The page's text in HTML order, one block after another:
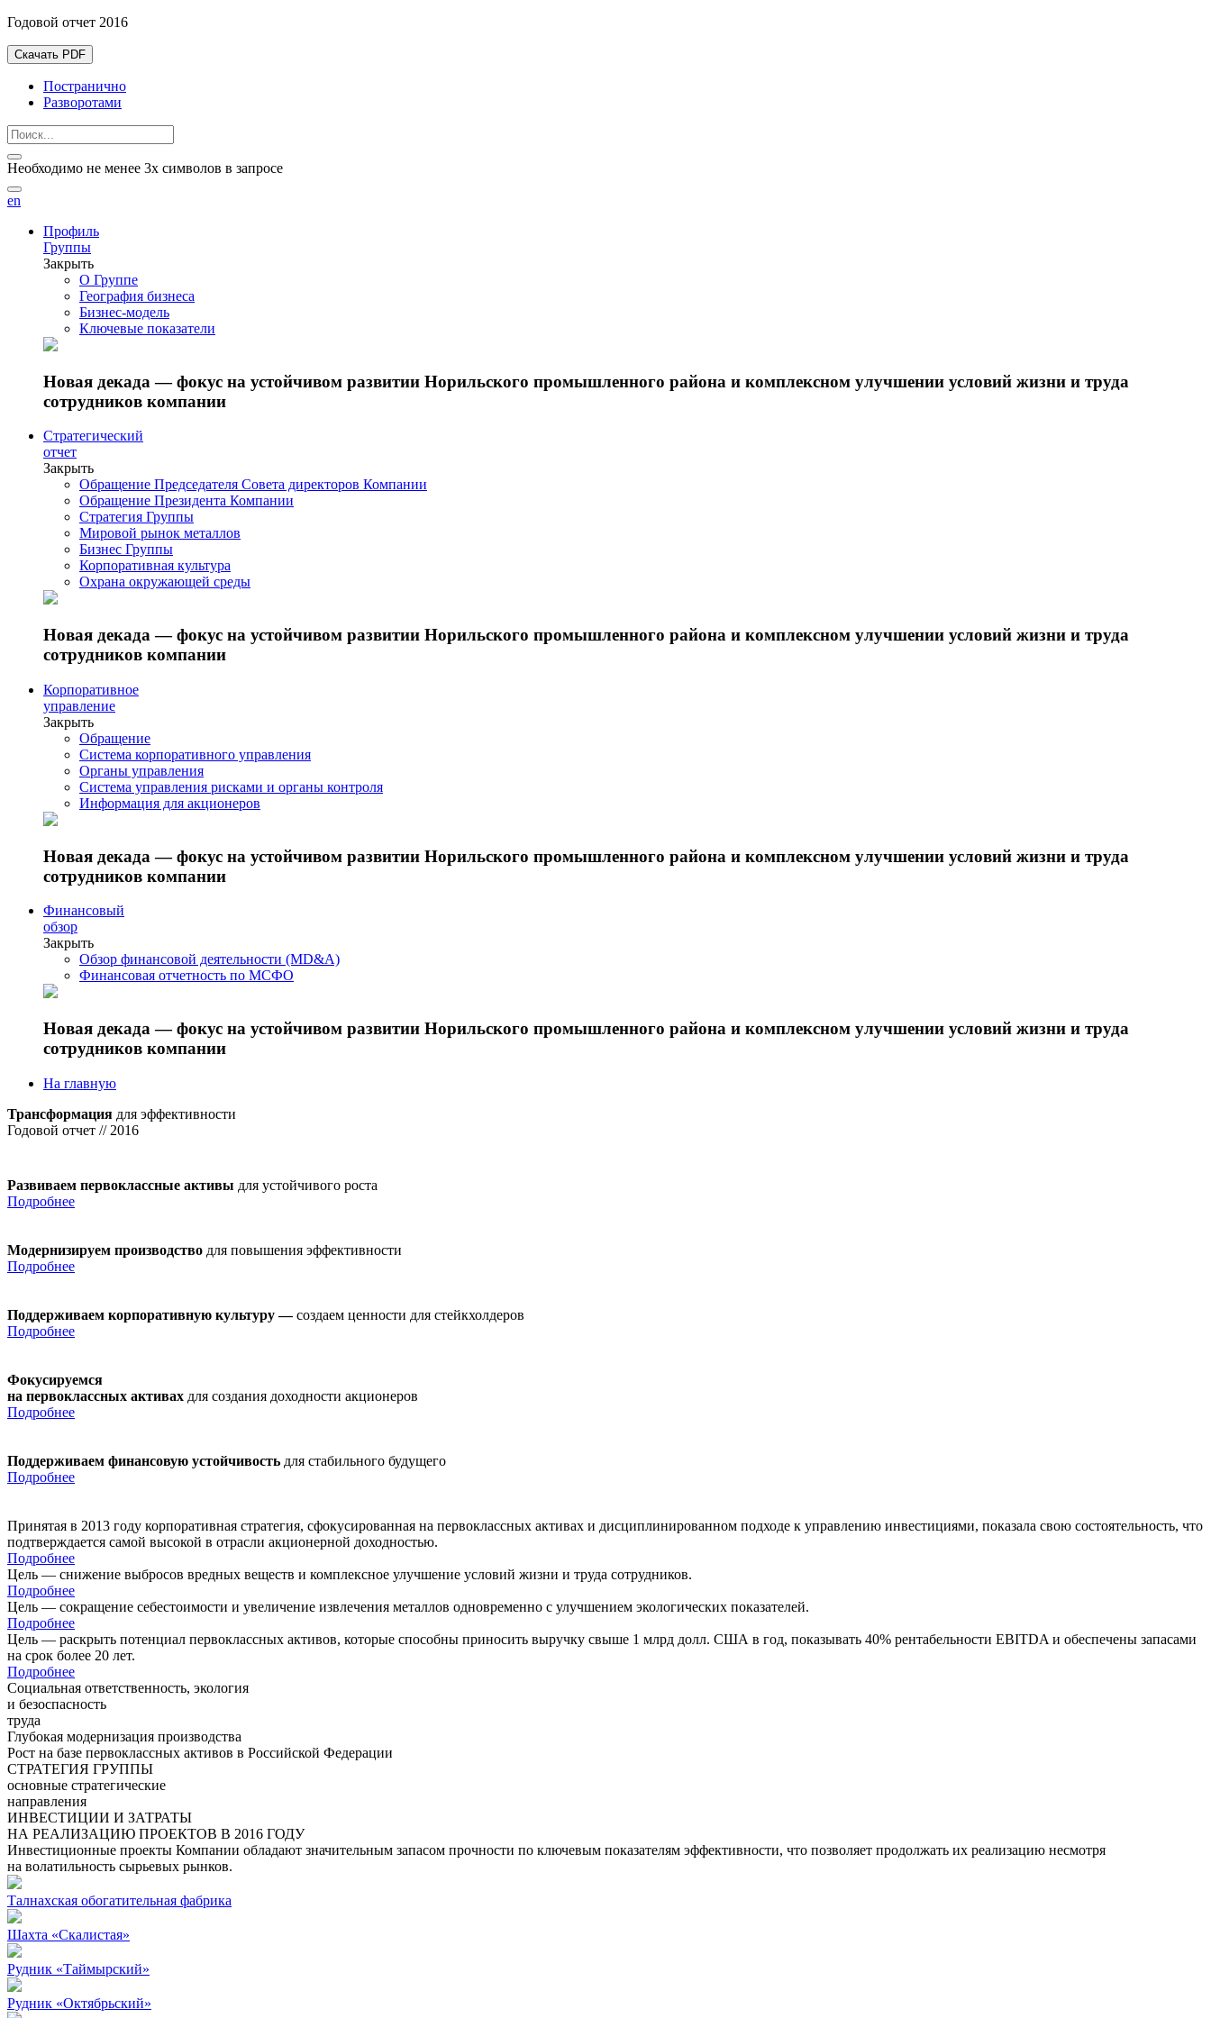
Годовой отчет 2016
Скачать PDF
Постранично
Разворотами
Необходимо не менее 3х символов в запросе
en
Профиль
Группы
Закрыть
О Группе
География бизнеса
Бизнес-модель
Ключевые показатели
Новая декада — фокус на устойчивом развитии Норильского промышленного района и комплексном улучшении условий жизни и труда
сотрудников компании
Стратегический
отчет
Закрыть
Обращение Председателя Совета директоров Компании
Обращение Президента Компании
Стратегия Группы
Мировой рынок металлов
Бизнес Группы
Корпоративная культура
Охрана окружающей среды
Новая декада — фокус на устойчивом развитии Норильского промышленного района и комплексном улучшении условий жизни и труда
сотрудников компании
Корпоративное
управление
Закрыть
Обращение
Система корпоративного управления
Органы управления
Система управления рисками и органы контроля
Информация для акционеров
Новая декада — фокус на устойчивом развитии Норильского промышленного района и комплексном улучшении условий жизни и труда
сотрудников компании
Финансовый
обзор
Закрыть
Обзор финансовой деятельности (MD&A)
Финансовая отчетность по МСФО
Новая декада — фокус на устойчивом развитии Норильского промышленного района и комплексном улучшении условий жизни и труда
сотрудников компании
На главную
Трансформация для эффективности
Годовой отчет // 2016
Развиваем первоклассные активы для устойчивого роста
Подробнее
Модернизируем производство для повышения эффективности
Подробнее
Поддерживаем корпоративную культуру —создаем ценности для стейкхолдеров
Подробнее
Фокусируемся
на первоклассных активах для создания доходности акционеров
Подробнее
Поддерживаем финансовую устойчивость для стабильного будущего
Подробнее
Принятая в 2013 году корпоративная стратегия, сфокусированная на первоклассных активах и дисциплинированном подходе к управлению инвестициями, показала свою состоятельность, что
подтверждается самой высокой в отрасли акционерной доходностью.
Подробнее
Цель — снижение выбросов вредных веществ и комплексное улучшение условий жизни и труда сотрудников.
Подробнее
Цель — сокращение себестоимости и увеличение извлечения металлов одновременно с улучшением экологических показателей.
Подробнее
Цель — раскрыть потенциал первоклассных активов, которые способны приносить выручку свыше 1 млрд долл. США в год, показывать 40% рентабельности EBITDA и обеспечены запасами
на срок более 20 лет.
Подробнее
Социальная ответственность, экология
и безоспасность
труда
Глубокая модернизация производства
Рост на базе первоклассных активов в Российской Федерации
СТРАТЕГИЯ ГРУППЫ
основные стратегические
направления
ИНВЕСТИЦИИ И ЗАТРАТЫ
НА РЕАЛИЗАЦИЮ ПРОЕКТОВ В 2016 ГОДУ
Инвестиционные проекты Компании обладают значительным запасом прочности по ключевым показателям эффективности, что позволяет продолжать их реализацию несмотря
на волатильность сырьевых рынков.
Талнахская обогатительная фабрика
Шахта «Скалистая»
Рудник «Таймырский»
Рудник «Октябрьский»